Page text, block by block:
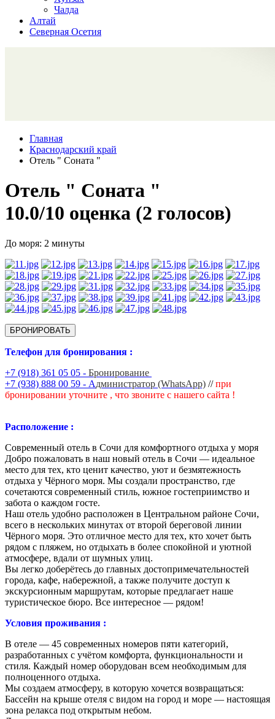
Чалда
Алтай
Северная Осетия
Главная
Краснодарский край
Отель " Соната "
Отель " Соната "
10.0/10 оценка (2 голосов)
До моря: 2 минуты
БРОНИРОВАТЬ
Телефон для бронирования :
+7 (918) 361 05 05 - Бронирование
+7 (938) 888 00 59 - Администратор (WhatsApp) //при
бронировании уточните , что звоните с нашего сайта !
Расположение :
Современный отель в Сочи для комфортного отдыха у моря
Добро пожаловать в наш новый отель в Сочи — идеальное
место для тех, кто ценит качество, уют и безмятежность
отдыха у Чёрного моря. Мы создали пространство, где
сочетаются современный стиль, южное гостеприимство и
забота о каждом госте.
Наш отель удобно расположен в Центральном районе Сочи,
всего в нескольких минутах от второй береговой линии
Чёрного моря. Это отличное место для тех, кто хочет быть
рядом с пляжем, но отдыхать в более спокойной и уютной
атмосфере, вдали от шумных улиц.
Вы легко доберётесь до главных достопримечательностей
города, кафе, набережной, а также получите доступ к
экскурсионным маршрутам, которые предлагает наше
туристическое бюро. Все интересное — рядом!
Условия проживания :
В отеле — 45 современных номеров пяти категорий,
разработанных с учётом комфорта, функциональности и
стиля. Каждый номер оборудован всем необходимым для
полноценного отдыха.
Мы создаем атмосферу, в которую хочется возвращаться:
Бассейн на крыше отеля с видом на город и море — настоящая
зона релакса под открытым небом.